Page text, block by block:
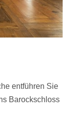
entführen Sie
Barockschloss